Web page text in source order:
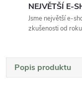
NEJVĚTŠÍ E-
Jsme největší e-
zkušenosti od
Popis produktu